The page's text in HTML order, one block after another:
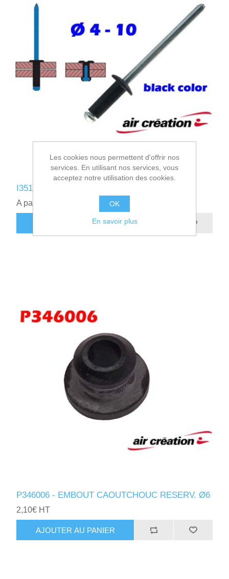
I351310-N - RIVET ALUMINIUM 4-10 NOIR
A partir de 0,07€ HT
AJOUTER AU PANIER
P346006 - EMBOUT CAOUTCHOUC RESERV. Ø6
2,10€ HT
AJOUTER AU PANIER
Les cookies nous permettent d'offrir nos
services. En utilisant nos services, vous
acceptez notre utilisation des cookies.
OK
En savoir plus